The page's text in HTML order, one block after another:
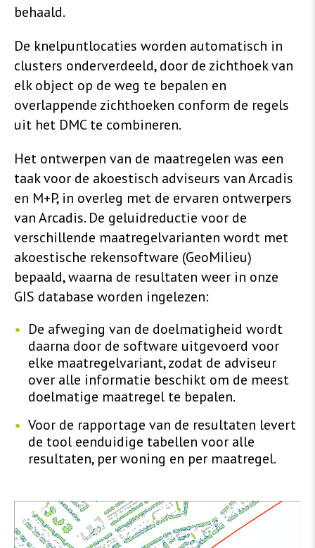
behaald.
De knelpuntlocaties worden automatisch in
clusters onderverdeeld, door de zichthoek van
elk object op de weg te bepalen en
overlappende zichthoeken conform de regels
uit het DMC te combineren.
Het ontwerpen van de maatregelen was een
taak voor de akoestisch adviseurs van Arcadis
en M+P, in overleg met de ervaren ontwerpers
van Arcadis. De geluidreductie voor de
verschillende maatregelvarianten wordt met
akoestische rekensoftware (GeoMilieu)
bepaald, waarna de resultaten weer in onze
GIS database worden ingelezen:
De afweging van de doelmatigheid wordt
daarna door de software uitgevoerd voor
elke maatregelvariant, zodat de adviseur
over alle informatie beschikt om de meest
doelmatige maatregel te bepalen.
Voor de rapportage van de resultaten levert
de tool eenduidige tabellen voor alle
resultaten, per woning en per maatregel.